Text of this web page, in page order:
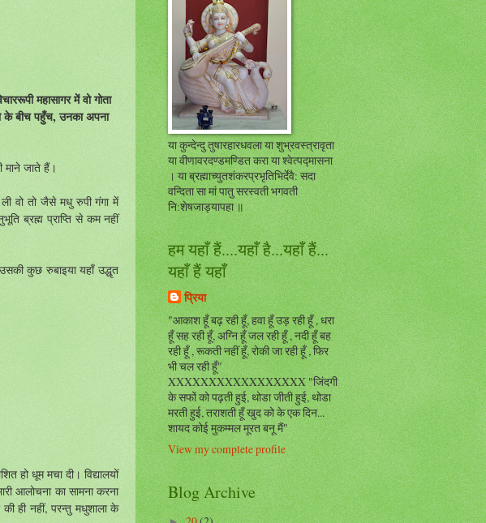
महासागर में वो गोता
के बीच पहुँच, उनका अपना
माने जाते हैं।
ली वो तो जैसे मधु रुपी गंगा में
ब्रह्म प्राप्ति से कम नहीं
उसकी कुछ रुबाइया यहाँ उद्धृत
हो धूम मचा दी।विद्यालयों
आलोचना का सामना करना
की ही नहीं,परन्तु मधुशाला के
या कुन्देन्दु तुषारहारधवला या शुभ्रवस्त्रावृता
या वीणावरदण्डमण्डित करा या श्वेत्पद्मासना
। या ब्रह्माच्युतशंकरप्रभृतिभिर्देवै: सदा
वन्दिता सा मां पातु सरस्वती भगवती
नि:शेषजाड्यापहा ॥
हम यहाँ हैं....यहाँ है...यहाँ हैं...
यहाँ हैं यहाँ
प्रिया
"आकाश हूँ बढ़ रही हूँ, हवा हूँ उड़ रही हूँ , धरा
हूँ सह रही हूँ, अग्नि हूँ जल रही हूँ , नदी हूँ बह
रही हूँ , रूकती नहीं हूँ, रोकी जा रही हूँ , फिर
भी चल रही हूँ"
XXXXXXXXXXXXXXXXX "जिंदगी
के सफों को पढ़ती हुई, थोडा जीती हुई, थोडा
मरती हुई, तराशती हूँ खुद को के एक दिन...
शायद कोई मुकम्मल मूरत बनू मैं"
View my complete profile
Blog Archive